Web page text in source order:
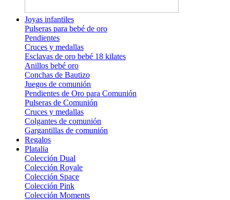
Joyas infantiles
Pulseras para bebé de oro
Pendientes
Cruces y medallas
Esclavas de oro bebé 18 kilates
Anillos bebé oro
Conchas de Bautizo
Juegos de comunión
Pendientes de Oro para Comunión
Pulseras de Comunión
Cruces y medallas
Colgantes de comunión
Gargantillas de comunión
Regalos
Platalia
Colección Dual
Colección Royale
Colección Space
Colección Pink
Colección Moments